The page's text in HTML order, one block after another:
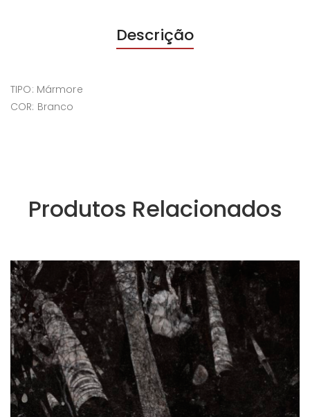
Descrição
TIPO: Mármore
COR: Branco
Produtos Relacionados